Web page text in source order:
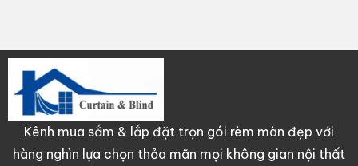
Kênh mua sắm & lắp đặt trọn gói rèm màn đẹp với
hàng nghìn lựa chọn thỏa mãn mọi không gian nội thất